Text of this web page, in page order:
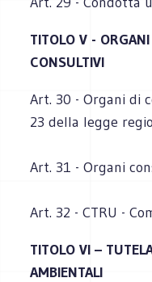
TITOLO V -
CONSULTIVI
Art. 30 - Organi di
23 della legge
Art. 31 - Organi
Art. 32 - CTRU -
TITOLO VI –
AMBIENTALI